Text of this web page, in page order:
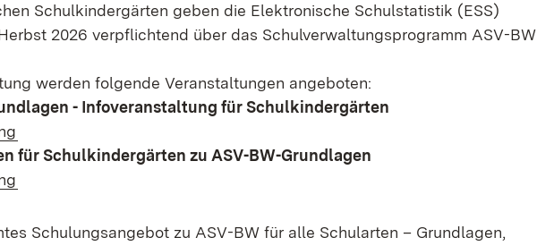
Schulkindergärten geben die Elektronische Schulstatistik (ESS)
2026 verpflichtend über das Schulverwaltungsprogramm ASV-BW
werden folgende Veranstaltungen angeboten:
- Infoveranstaltung für Schulkindergärten
für Schulkindergärten zu ASV-BW-Grundlagen
Schulungsangebot zu ASV-BW für alle Schularten – Grundlagen,